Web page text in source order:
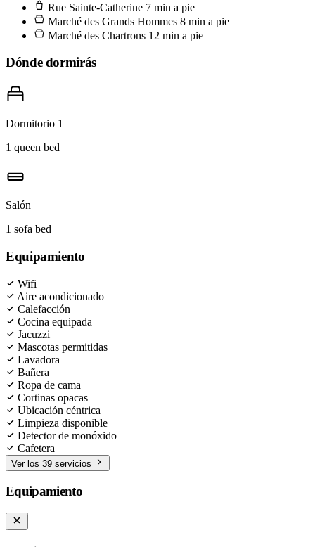
barril y observa cómo llegan los corredores desde el Garonne. Ese
es el ritual de aquí.
Rue Sainte-Catherine 7 min a pie
Marché des Grands Hommes 8 min a pie
Marché des Chartrons 12 min a pie
Dónde dormirás
Dormitorio 1
1 queen bed
Salón
1 sofa bed
Equipamiento
Wifi
Aire acondicionado
Calefacción
Cocina equipada
Jacuzzi
Mascotas permitidas
Lavadora
Bañera
Ropa de cama
Cortinas opacas
Ubicación céntrica
Limpieza disponible
Detector de monóxido
Cafetera
Ver los 39 servicios
Equipamiento